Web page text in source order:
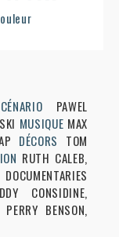
PAWEL
MUSIQUE MAX
DÉCORS TOM
RUTH CALEB,
CONSIDINE,
BENSON,